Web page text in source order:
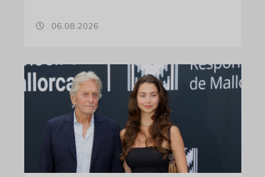
06.08.2026